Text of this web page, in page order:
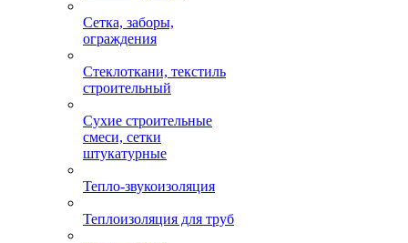
Сетка, заборы,
ограждения
Стеклоткани, текстиль
строительный
Сухие строительные
смеси, сетки
штукатурные
Тепло-звукоизоляция
Теплоизоляция для труб